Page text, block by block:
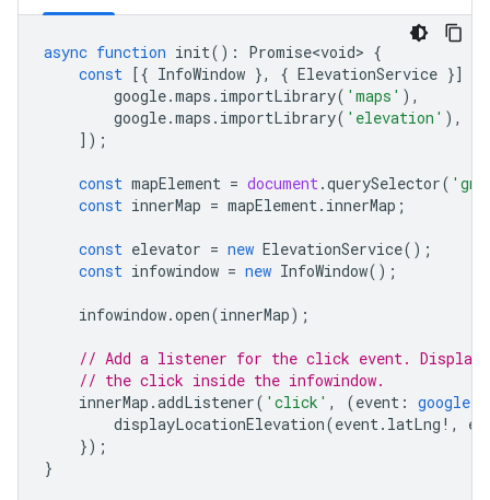
async function init() : Promise<void> {
const [{ InfoWindow }, { ElevationService }]
google.maps . importLibrary( 'maps' ),
google.maps . importLibrary( 'elevation' ),
]);
const mapElement = document.querySelector(
const innerMap = mapElement. innerMap ;
const elevator = new ElevationService();
const infowindow = new InfoWindow();
infowindow.open(innerMap);
// Add a listener for the click event. Display
// the click inside the infowindow.
innerMap .addListener( 'click' , (event :
displayLocationElevation(event. latLng ! ,
});
}